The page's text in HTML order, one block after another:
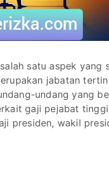
satu aspek yang
jabatan
undang yang
gaji pejabat
presiden, wakil